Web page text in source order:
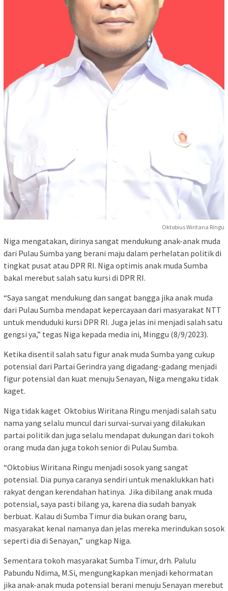
Oktobius Wiritana Ringu
Niga mengatakan, dirinya sangat mendukung anak-anak muda
dari Pulau Sumba yang berani maju dalam perhelatan politik di
tingkat pusat atau DPR RI. Niga optimis anak muda Sumba
bakal merebut salah satu kursi di DPR RI.
“Saya sangat mendukung dan sangat bangga jika anak muda
dari Pulau Sumba mendapat kepercayaan dari masyarakat NTT
untuk menduduki kursi DPR RI. Juga jelas ini menjadi salah satu
gengsi ya,” tegas Niga kepada media ini, Minggu (8/9/2023).
Ketika disentil salah satu figur anak muda Sumba yang cukup
potensial dari Partai Gerindra yang digadang-gadang menjadi
figur potensial dan kuat menuju Senayan, Niga mengaku tidak
kaget.
Niga tidak kaget Oktobius Wiritana Ringu menjadi salah satu
nama yang selalu muncul dari survai-survai yang dilakukan
partai politik dan juga selalu mendapat dukungan dari tokoh
orang muda dan juga tokoh senior di Pulau Sumba.
“Oktobius Wiritana Ringu menjadi sosok yang sangat
potensial. Dia punya caranya sendiri untuk menaklukkan hati
rakyat dengan kerendahan hatinya. Jika dibilang anak muda
potensial, saya pasti bilang ya, karena dia sudah banyak
berbuat. Kalau di Sumba Timur dia bukan orang baru,
masyarakat kenal namanya dan jelas mereka merindukan sosok
seperti dia di Senayan,” ungkap Niga.
Sementara tokoh masyarakat Sumba Timur, drh. Palulu
Pabundu Ndima, M.Si, mengungkapkan menjadi kehormatan
jika anak-anak muda potensial berani menuju Senayan merebut